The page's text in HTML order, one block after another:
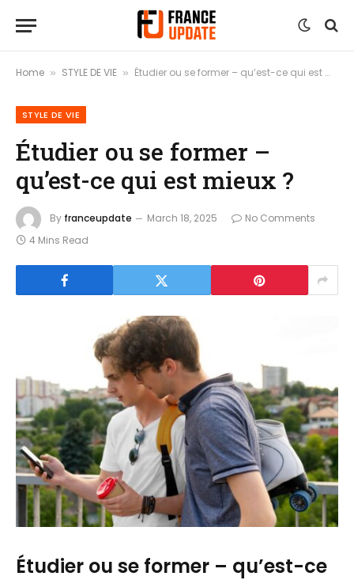
Home » STYLE DE VIE » Étudier ou se former – qu’est-ce qui est mieux ?
STYLE DE VIE
Étudier ou se former –
qu’est-ce qui est mieux ?
By franceupdate March 18, 2025
No Comments
4 Mins Read
Étudier ou se former – qu’est-ce